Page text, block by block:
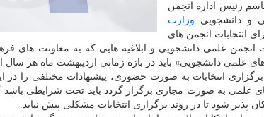
رئیس اداره انجمن
و دانشجویی وزارت
انتخابات انجمن های
علمی دانشجویی و ابلاغیه هایی که به معاونت های
علمی دانشجویی» باید در بازه زمانی اردیبهشت ماه هر سال
انتخابات به صورت حضوری، پیشنهادات مختلفی را در
علمی به صورت مجازی برگزار گردد باید تحت شرایطی باشد
پذیر شود تا در روند برگزاری انتخابات مشکلی پیش نیاید.